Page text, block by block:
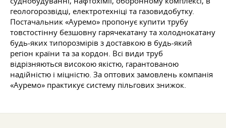
геологорозвідці, електротехніці та газовидобутку.
Постачальник «Ауремо» пропонує купити трубу
товстостінну безшовну гарячекатану та холоднокатану
будь-яких типорозмірів з доставкою в будь-який
регіон країни та за кордон. Всі види труб
відрізняються високою якістю, гарантованою
надійністю і міцністю. За оптових замовлень компанія
«Ауремо» практикує систему пільгових знижок.